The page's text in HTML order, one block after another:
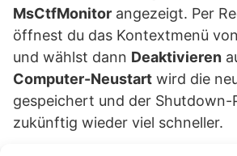
MsCtfMonitor angezeigt. Per
öffnest du das Kontextmenü von
und wählst dann Deaktivieren
Computer-Neustart wird die
gespeichert und der Shutdown-
zukünftig wieder viel schneller.